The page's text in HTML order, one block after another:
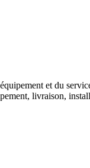
et du
livraison,